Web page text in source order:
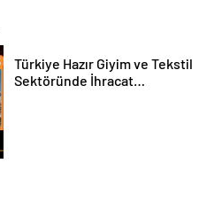
Türkiye Hazır Giyim ve Tekstil
Sektöründe İhracat